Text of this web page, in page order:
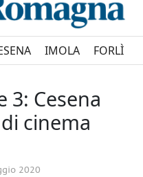
IMOLA FORLÌ
3: Cesena
cinema
2020